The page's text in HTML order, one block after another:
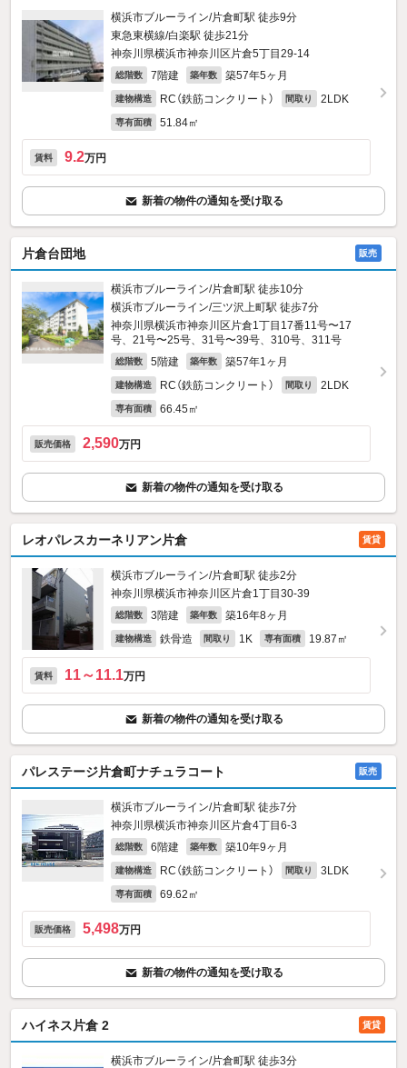
横浜市ブルーライン/片倉町駅 徒歩9分
東急東横線/白楽駅 徒歩21分
神奈川県横浜市神奈川区片倉5丁目29-14
総階数 7階建 築年数 築57年5ヶ月
建物構造 RC（鉄筋コンクリート） 間取り 2LDK
専有面積 51.84㎡
賃料 9.2万円
新着の物件の通知を受け取る
片倉台団地 販売
横浜市ブルーライン/片倉町駅 徒歩10分
横浜市ブルーライン/三ツ沢上町駅 徒歩7分
神奈川県横浜市神奈川区片倉1丁目17番11号〜17
号、21号〜25号、31号〜39号、310号、311号
総階数 5階建 築年数 築57年1ヶ月
建物構造 RC（鉄筋コンクリート） 間取り 2LDK
専有面積 66.45㎡
販売価格 2,590万円
新着の物件の通知を受け取る
レオパレスカーネリアン片倉 賃貸
横浜市ブルーライン/片倉町駅 徒歩2分
神奈川県横浜市神奈川区片倉1丁目30-39
総階数 3階建 築年数 築16年8ヶ月
建物構造 鉄骨造 間取り 1K 専有面積 19.87㎡
賃料 11～11.1万円
新着の物件の通知を受け取る
パレステージ片倉町ナチュラコート 販売
横浜市ブルーライン/片倉町駅 徒歩7分
神奈川県横浜市神奈川区片倉4丁目6-3
総階数 6階建 築年数 築10年9ヶ月
建物構造 RC（鉄筋コンクリート） 間取り 3LDK
専有面積 69.62㎡
販売価格 5,498万円
新着の物件の通知を受け取る
ハイネス片倉 2 賃貸
横浜市ブルーライン/片倉町駅 徒歩3分